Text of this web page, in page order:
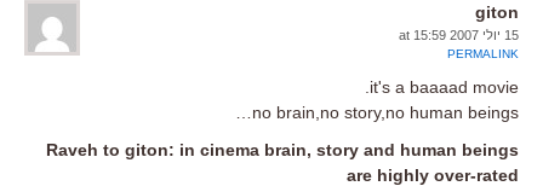
giton
15 יולי 2007 at 15:59
PERMALINK
it's a baaaad movie.
no brain,no story,no human beings…
Raveh to giton: in cinema brain, story and human beings
are highly over-rated